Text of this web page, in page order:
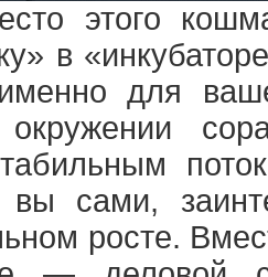
этого
в
для
вы сами,
росте.